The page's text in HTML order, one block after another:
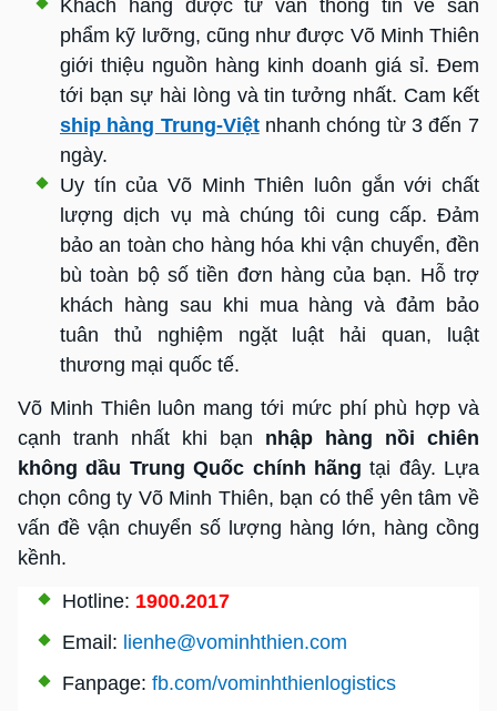
Khách hàng được tư vấn thông tin về sản
phẩm kỹ lưỡng, cũng như được Võ Minh Thiên
giới thiệu nguồn hàng kinh doanh giá sỉ. Đem
tới bạn sự hài lòng và tin tưởng nhất. Cam kết
ship hàng Trung-Việtnhanh chóng từ 3 đến 7
ngày.
Uy tín của Võ Minh Thiên luôn gắn với chất
lượng dịch vụ mà chúng tôi cung cấp. Đảm
bảo an toàn cho hàng hóa khi vận chuyển, đền
bù toàn bộ số tiền đơn hàng của bạn. Hỗ trợ
khách hàng sau khi mua hàng và đảm bảo
tuân thủ nghiệm ngặt luật hải quan, luật
thương mại quốc tế.
Võ Minh Thiên luôn mang tới mức phí phù hợp và
cạnh tranh nhất khi bạn nhập hàng nồi chiên
không dầu Trung Quốc chính hãng tại đây. Lựa
chọn công ty Võ Minh Thiên, bạn có thể yên tâm về
vấn đề vận chuyển số lượng hàng lớn, hàng cồng
kềnh.
Hotline: 1900.2017
Email: lienhe@vominhthien.com
Fanpage: fb.com/vominhthienlogistics